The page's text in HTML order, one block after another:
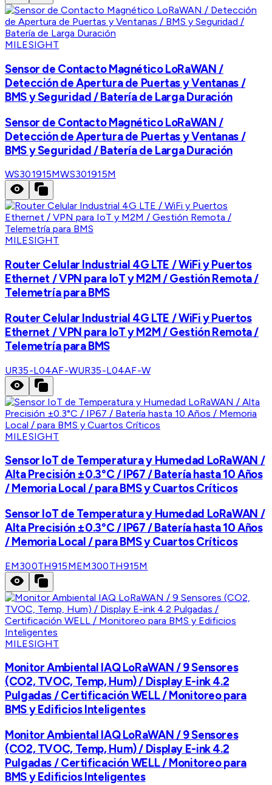
MILESIGHT
Sensor de Contacto Magnético LoRaWAN /
Detección de Apertura de Puertas y Ventanas /
BMS y Seguridad / Batería de Larga Duración
Sensor de Contacto Magnético LoRaWAN /
Detección de Apertura de Puertas y Ventanas /
BMS y Seguridad / Batería de Larga Duración
WS301915MWS301915M
MILESIGHT
Router Celular Industrial 4G LTE / WiFi y Puertos
Ethernet / VPN para IoT y M2M / Gestión Remota /
Telemetría para BMS
Router Celular Industrial 4G LTE / WiFi y Puertos
Ethernet / VPN para IoT y M2M / Gestión Remota /
Telemetría para BMS
UR35-L04AF-WUR35-L04AF-W
MILESIGHT
Sensor IoT de Temperatura y Humedad LoRaWAN /
Alta Precisión ±0.3°C / IP67 / Batería hasta 10 Años
/ Memoria Local / para BMS y Cuartos Críticos
Sensor IoT de Temperatura y Humedad LoRaWAN /
Alta Precisión ±0.3°C / IP67 / Batería hasta 10 Años
/ Memoria Local / para BMS y Cuartos Críticos
EM300TH915MEM300TH915M
MILESIGHT
Monitor Ambiental IAQ LoRaWAN / 9 Sensores
(CO2, TVOC, Temp, Hum) / Display E-ink 4.2
Pulgadas / Certificación WELL / Monitoreo para
BMS y Edificios Inteligentes
Monitor Ambiental IAQ LoRaWAN / 9 Sensores
(CO2, TVOC, Temp, Hum) / Display E-ink 4.2
Pulgadas / Certificación WELL / Monitoreo para
BMS y Edificios Inteligentes